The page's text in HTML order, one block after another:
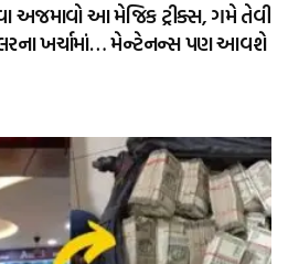
અજમાવો આ મેજિક ટ્રીક્સ, ગમે તેવી
ખર્ચામાં… મેન્ટેનન્સ પણ આવશે